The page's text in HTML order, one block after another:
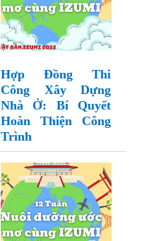
Hợp Đồng Thi
Công Xây Dựng
Nhà Ở: Bí Quyết
Hoàn Thiện Công
Trình